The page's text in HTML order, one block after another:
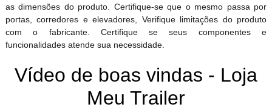
as dimensões do produto. Certifique-se que o mesmo passa por
portas, corredores e elevadores, Verifique limitações do produto
com o fabricante. Certifique se seus componentes e
funcionalidades atende sua necessidade.
Vídeo de boas vindas - Loja
Meu Trailer